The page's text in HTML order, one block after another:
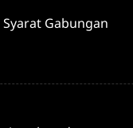
Syarat Gabungan